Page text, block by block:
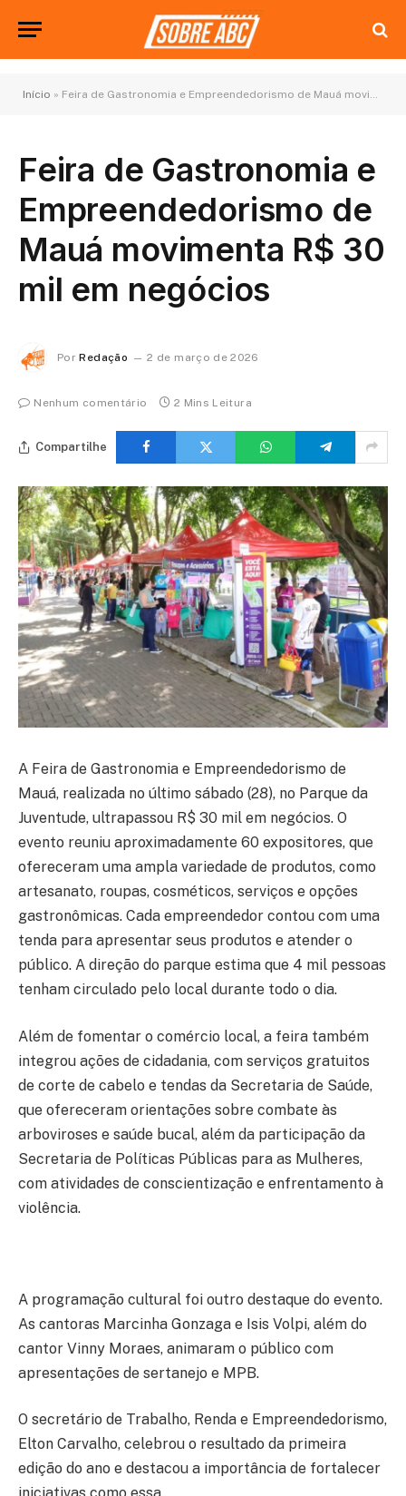
Início » Feira de Gastronomia e Empreendedorismo de Mauá movimenta R$ 30 mil em negócios
Feira de Gastronomia e
Empreendedorismo de
Mauá movimenta R$ 30
mil em negócios
Por Redação 2 de março de 2026
Nenhum comentário 2 Mins Leitura
Compartilhe
A Feira de Gastronomia e Empreendedorismo de
Mauá, realizada no último sábado (28), no Parque da
Juventude, ultrapassou R$ 30 mil em negócios. O
evento reuniu aproximadamente 60 expositores, que
ofereceram uma ampla variedade de produtos, como
artesanato, roupas, cosméticos, serviços e opções
gastronômicas. Cada empreendedor contou com uma
tenda para apresentar seus produtos e atender o
público. A direção do parque estima que 4 mil pessoas
tenham circulado pelo local durante todo o dia.
Além de fomentar o comércio local, a feira também
integrou ações de cidadania, com serviços gratuitos
de corte de cabelo e tendas da Secretaria de Saúde,
que ofereceram orientações sobre combate às
arboviroses e saúde bucal, além da participação da
Secretaria de Políticas Públicas para as Mulheres,
com atividades de conscientização e enfrentamento à
violência.
A programação cultural foi outro destaque do evento.
As cantoras Marcinha Gonzaga e Isis Volpi, além do
cantor Vinny Moraes, animaram o público com
apresentações de sertanejo e MPB.
O secretário de Trabalho, Renda e Empreendedorismo,
Elton Carvalho, celebrou o resultado da primeira
edição do ano e destacou a importância de fortalecer